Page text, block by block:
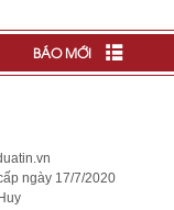
BÁO MỚI
ngày 17/7/2020